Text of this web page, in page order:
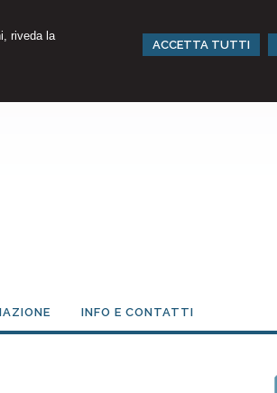
riveda la
ACCETTA TUTTI
INFO E CONTATTI